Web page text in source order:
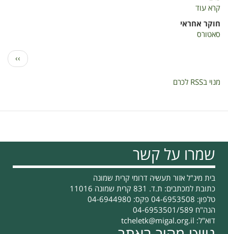
קרא עוד
המים
יין
חוקר אחראי
סאטורס
הדף
הבא
››
מנוי בRSS לכרם
שמרו על קשר
בית מיג"ל אזור תעשיה דרומי קרית שמונה
כתובת למכתבים: ת.ד. 831 קרית שמונה 11016
טלפון: 04-6953508 פקס: 04-6944980
הנה"ח 04-6953501/589
דוא"ל: tcheletk@migal.org.il